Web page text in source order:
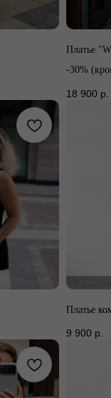
Платье
-30%
18 900 р.
Платье
9 900 р.